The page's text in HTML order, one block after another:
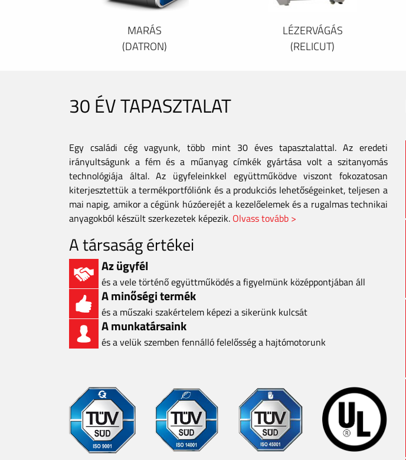
MARÁS
(DATRON)
LÉZERVÁGÁS
(RELICUT)
30 ÉV TAPASZTALAT
Egy családi cég vagyunk, több mint 30 éves tapasztalattal. Az eredeti
irányultságunk a fém és a műanyag címkék gyártása volt a szitanyomás
technológiája által. Az ügyfeleinkkel együttműködve viszont fokozatosan
kiterjesztettük a termékportfóliónk és a produkciós lehetőségeinket, teljesen a
mai napig, amikor a cégünk húzóerejét a kezelőelemek és a rugalmas technikai
anyagokból készült szerkezetek képezik. Olvass tovább >
A társaság értékei
Az ügyfél
és a vele történő együttműködés a figyelmünk középpontjában áll
A minőségi termék
és a műszaki szakértelem képezi a sikerünk kulcsát
A munkatársaink
és a velük szemben fennálló felelősség a hajtómotorunk